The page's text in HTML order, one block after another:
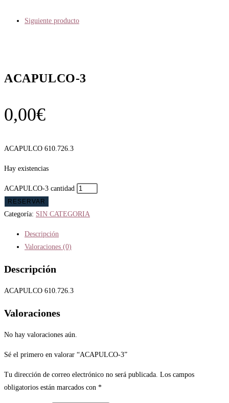
Siguiente producto
ACAPULCO-3
0,00€
ACAPULCO 610.726.3
Hay existencias
ACAPULCO-3 cantidad
RESERVAR
Categoría: SIN CATEGORIA
Descripción
Valoraciones (0)
Descripción
ACAPULCO 610.726.3
Valoraciones
No hay valoraciones aún.
Sé el primero en valorar “ACAPULCO-3”
Tu dirección de correo electrónico no será publicada. Los campos
obligatorios están marcados con *